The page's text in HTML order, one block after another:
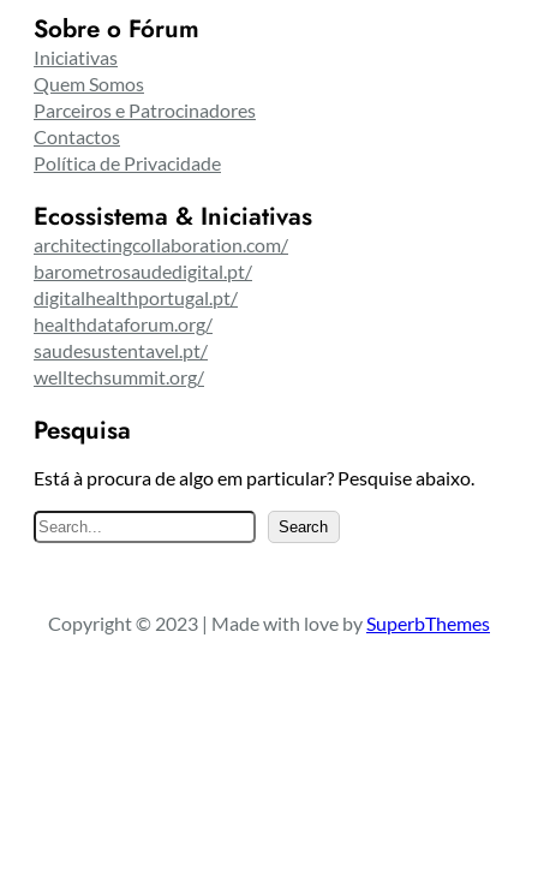
Sobre o Fórum
Iniciativas
Quem Somos
Parceiros e Patrocinadores
Contactos
Política de Privacidade
Ecossistema & Iniciativas
architectingcollaboration.com/
barometrosaudedigital.pt/
digitalhealthportugal.pt/
healthdataforum.org/
saudesustentavel.pt/
welltechsummit.org/
Pesquisa
Está à procura de algo em particular? Pesquise abaixo.
P
e
u
Search
Copyright © 2023 | Made with love bySuperbThemes